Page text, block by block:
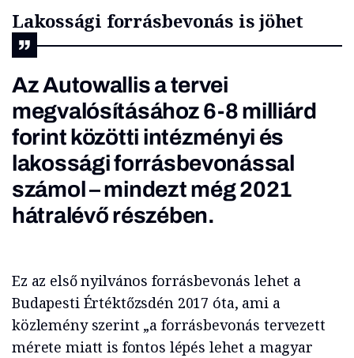
Lakossági forrásbevonás is jöhet
Az Autowallis a tervei
megvalósításához 6-8 milliárd
forint közötti intézményi és
lakossági forrásbevonással
számol – mindezt még 2021
hátralévő részében.
Ez az első nyilvános forrásbevonás lehet a
Budapesti Értéktőzsdén 2017 óta, ami a
közlemény szerint „a forrásbevonás tervezett
mérete miatt is fontos lépés lehet a magyar